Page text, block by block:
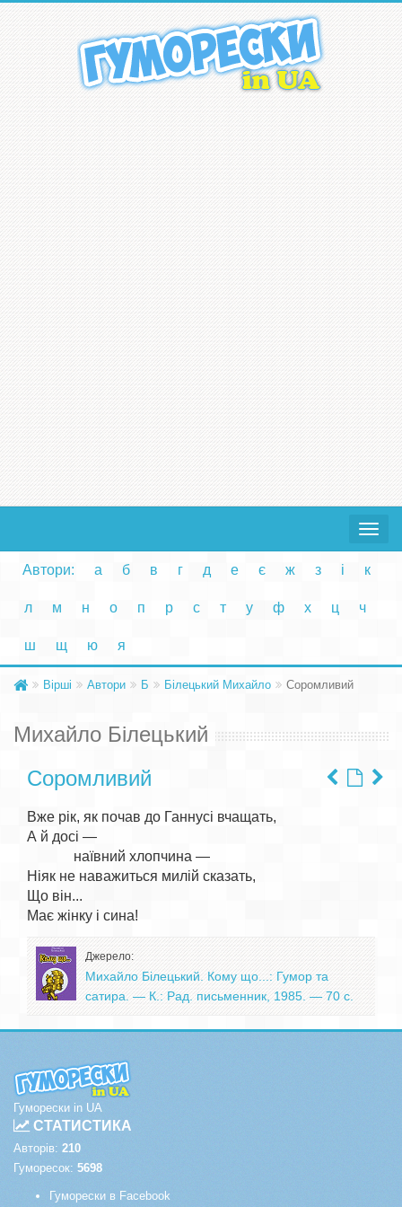
Toggle
Автори: а б в г д е є ж з і к
л м н о п р с т у ф х ц ч
ш щ ю я
Вірші Автори Б Білецький Михайло Соромливий
Михайло Білецький
Соромливий
Вже рік, як почав до Ганнусі вчащать,
А й досі —
             наївний хлопчина —
Ніяк не наважиться милій сказать,
Що він...
Джерело:
Михайло Білецький. Кому що...: Гумор та
сатира. — К.: Рад. письменник, 1985. — 70 с.
Гуморески in UA
СТАТИСТИКА
Авторів: 210
Гуморесок: 5698
Гуморески в Facebook